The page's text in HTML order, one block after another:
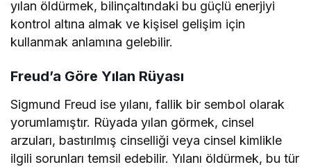
yılan öldürmek, bilinçaltındaki bu güçlü enerjiyi
kontrol altına almak ve kişisel gelişim için
kullanmak anlamına gelebilir.
Freud’a Göre Yılan Rüyası
Sigmund Freud ise yılanı, fallik bir sembol olarak
yorumlamıştır. Rüyada yılan görmek, cinsel
arzuları, bastırılmış cinselliği veya cinsel kimlikle
ilgili sorunları temsil edebilir. Yılanı öldürmek, bu tür